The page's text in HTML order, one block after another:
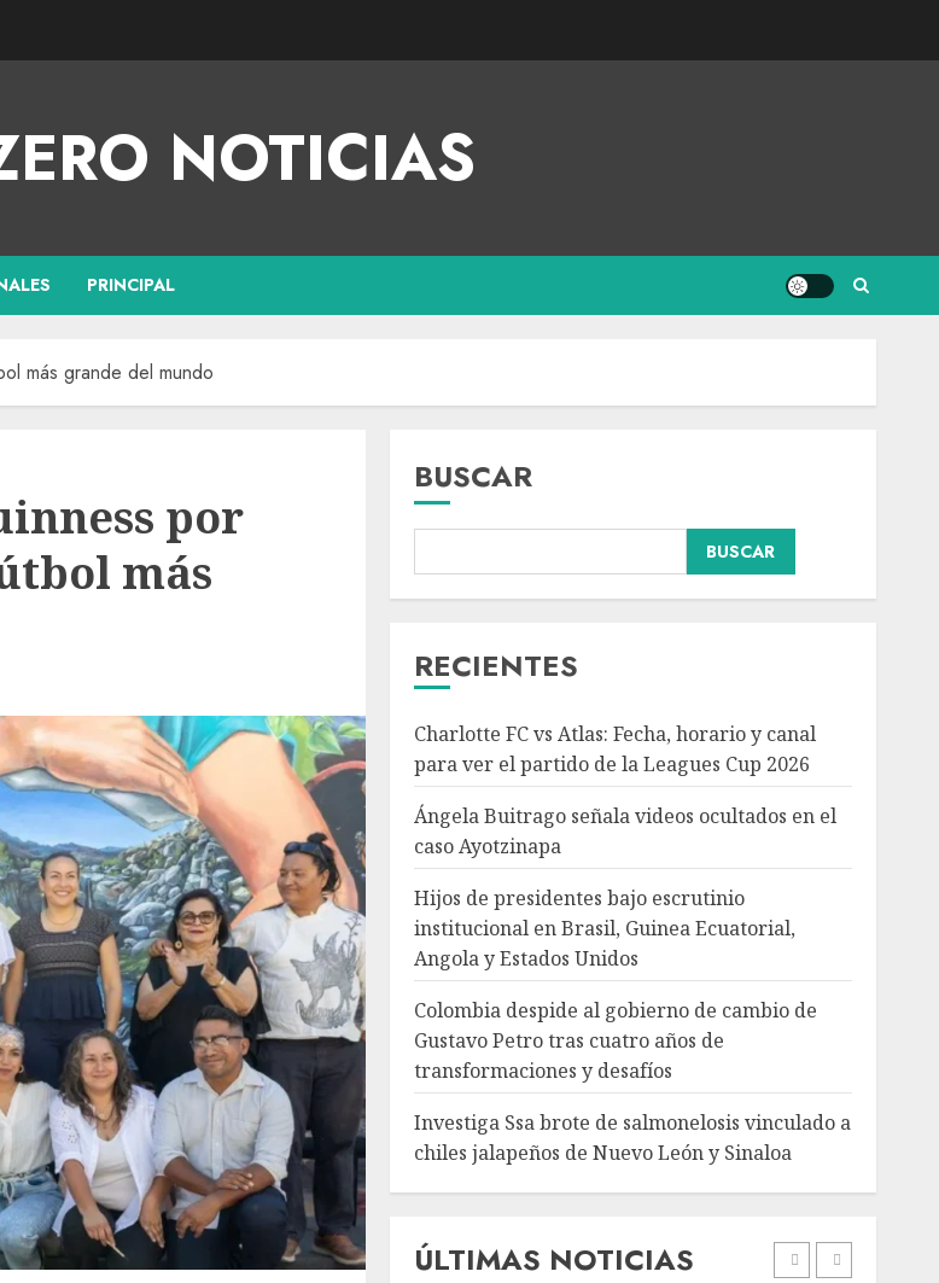
NOTICIAS
PRINCIPAL
más grande del mundo
por
más
BUSCAR
BUSCAR
RECIENTES
Charlotte FC vs Atlas: Fecha, horario y canal
para ver el partido de la Leagues Cup 2026
Ángela Buitrago señala videos ocultados en el
caso Ayotzinapa
Hijos de presidentes bajo escrutinio
institucional en Brasil, Guinea Ecuatorial,
Angola y Estados Unidos
Colombia despide al gobierno de cambio de
Gustavo Petro tras cuatro años de
transformaciones y desafíos
Investiga Ssa brote de salmonelosis vinculado a
chiles jalapeños de Nuevo León y Sinaloa
ÚLTIMAS NOTICIAS
Hijos de presidentes bajo
escrutinio institucional
4
Colombia despide al
gobierno de cambio de
Gustavo Petro tras
transformaciones y
desafíos
AGOSTO 7, 2026
5
Investiga Ssa brote de
chiles jalapeños de
Nuevo León y Sinaloa
AGOSTO 7, 2026
1
Charlotte FC vs Atlas:
AGOSTO 7, 2026